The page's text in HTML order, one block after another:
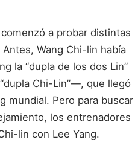
a probar distintas
Wang Chi-lin había
la “dupla de los dos Lin”
Chi-Lin”—, que llegó
mundial. Pero para buscar
los entrenadores
lin con Lee Yang.